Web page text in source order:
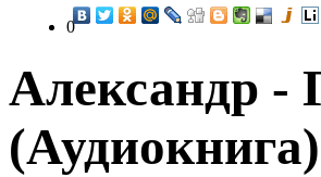
0
Александр -